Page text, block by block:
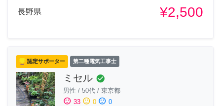
長野県 ¥2,500
認定サポーター 第二種電気工事士
ミセル check_circle
男性 / 50代 / 東京都
sentiment_satisfied 33 sentiment_neutral 0 sentiment_dissatisfied 0